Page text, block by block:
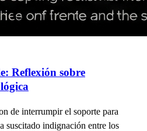
Reflexión sobre
de interrumpir el soporte para
suscitado indignación entre los